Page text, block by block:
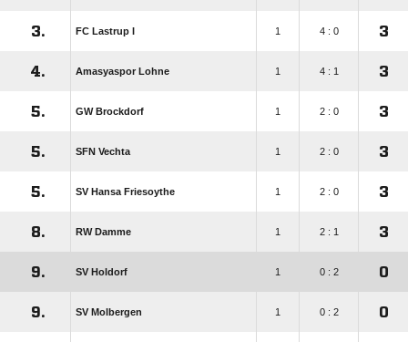
3. FC Lastrup I 1 4 : 0 3
4. Amasyaspor Lohne 1 4 : 1 3
5. GW Brockdorf 1 2 : 0 3
5. SFN Vechta 1 2 : 0 3
5. SV Hansa Friesoythe 1 2 : 0 3
8. RW Damme 1 2 : 1 3
9. SV Holdorf 1 0 : 2 0
9. SV Molbergen 1 0 : 2 0